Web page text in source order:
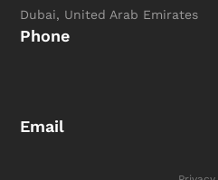
Dubai, United Arab Emirates
Phone
Email